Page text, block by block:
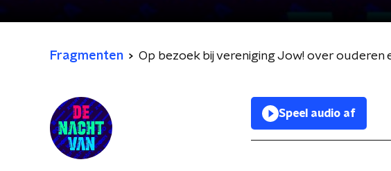
Fragmenten Op bezoek bij vereniging Jow! over ouderen
Speel audio af